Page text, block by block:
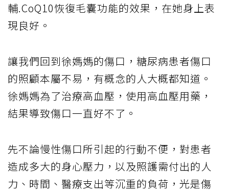
輔.CoQ10恢復毛囊功能的效果，在她身上表
現良好。
讓我們回到徐媽媽的傷口，糖尿病患者傷口
的照顧本屬不易，有概念的人大概都知道。
徐媽媽為了治療高血壓，使用高血壓用藥，
結果導致傷口一直好不了。
先不論慢性傷口所引起的行動不便，對患者
造成多大的身心壓力，以及照護需付出的人
力、時間、醫療支出等沉重的負荷，光是傷